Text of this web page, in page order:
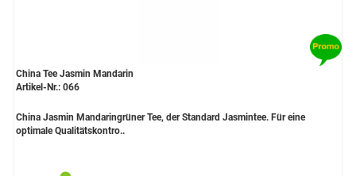
China Tee Jasmin Mandarin
Artikel-Nr.: 066
China Jasmin Mandaringrüner Tee, der Standard Jasmintee. Für eine
optimale Qualitätskontro..